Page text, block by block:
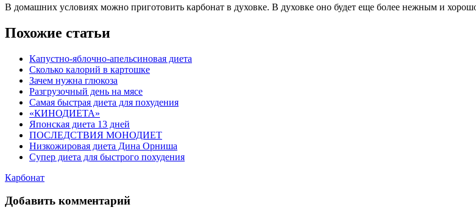
В домашних условиях можно приготовить карбонат в духовке. В духовке оно будет еще более нежным и
Похожие статьи
Капустно-яблочно-апельсиновая диета
Сколько калорий в картошке
Зачем нужна глюкоза
Разгрузочный день на мясе
Самая быстрая диета для похудения
«КИНОДИЕТА»
Японская диета 13 дней
ПОСЛЕДСТВИЯ МОНОДИЕТ
Низкожировая диета Дина Орниша
Супер диета для быстрого похудения
Карбонат
Добавить комментарий